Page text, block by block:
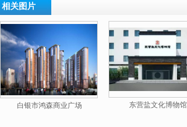
相关图片
白银市鸿森商业广场 东营盐文化博物馆